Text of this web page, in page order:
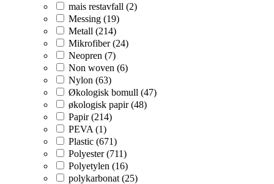
mais restavfall (2)
Messing (19)
Metall (214)
Mikrofiber (24)
Neopren (7)
Non woven (6)
Nylon (63)
Økologisk bomull (47)
økologisk papir (48)
Papir (214)
PEVA (1)
Plastic (671)
Polyester (711)
Polyetylen (16)
polykarbonat (25)